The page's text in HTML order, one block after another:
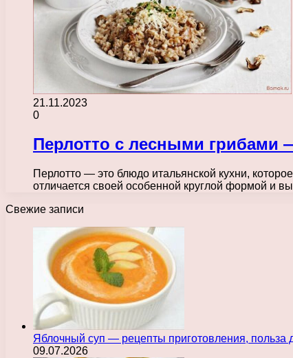
21.11.2023
0
Перлотто с лесными грибами
Перлотто — это блюдо итальянской кухни,
отличается своей особенной круглой формой и
Свежие записи
Яблочный суп — рецепты приготовления, польза
09.07.2026